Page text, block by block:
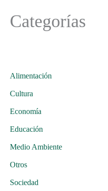
Categorías
Alimentación
Cultura
Economía
Educación
Medio Ambiente
Otros
Sociedad